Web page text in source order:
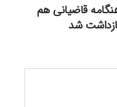
بعدی:
قاضیانی هم
شد